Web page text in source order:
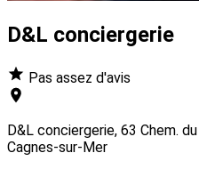
D&L conciergerie
Pas assez d'avis
D&L conciergerie, 63 Chem.
Cagnes-sur-Mer